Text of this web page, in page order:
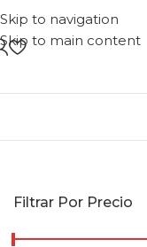
Skip to navigation
Skip to main content
Filtrar Por Precio